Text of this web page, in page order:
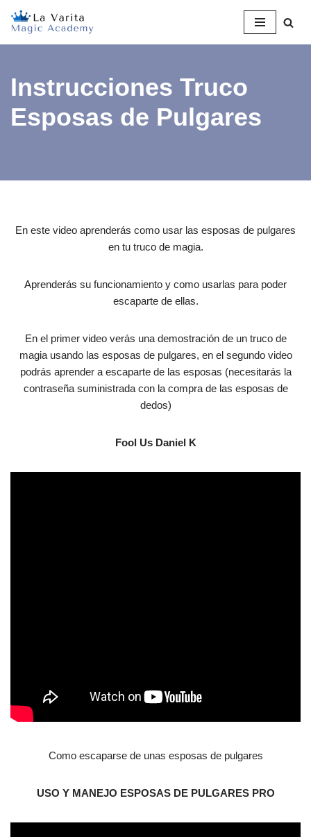
Saltar
Instrucciones Truco
Esposas de Pulgares
En este video aprenderás como usar las esposas de pulgares
en tu truco de magia.
Aprenderás su funcionamiento y como usarlas para poder
escaparte de ellas.
En el primer video verás una demostración de un truco de
magia usando las esposas de pulgares, en el segundo video
podrás aprender a escaparte de las esposas (necesitarás la
contraseña suministrada con la compra de las esposas de
dedos)
Fool Us Daniel K
Como escaparse de unas esposas de pulgares
USO Y MANEJO ESPOSAS DE PULGARES PRO